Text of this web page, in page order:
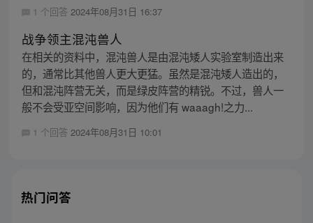
1 个回答 2024年08月31日 16:37
战争领主混沌兽人
在相关的资料中，混沌兽人是由混沌矮人实验室制造出来
的，通常比其他兽人更大更猛。虽然是混沌矮人造出的，
但和混沌阵营无关，而是绿皮阵营的精锐。不过，兽人一
般不会受亚空间影响，因为他们有 waaagh!之力...
1 个回答 2024年08月31日 10:01
热门问答